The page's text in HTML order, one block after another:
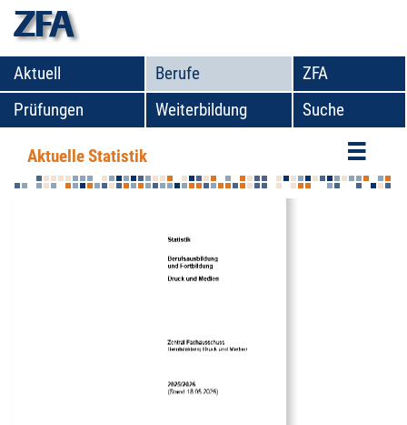
zfa
Aktuell Berufe
ZFA
Prüfungen
Weiterbildung Suche
Aktuelle Statistik